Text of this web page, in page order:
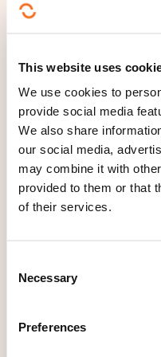
This website uses
We use cookies to
provide social media
We also share
our social media,
may combine it with
provided to them or that
of their services.
Necessary
Preferences
Betrieb und
ORGANISED?
Die Teilnehmer
abgeschlossen haben,
teilnehmen zu dürfen.
Durchschnitt von 7/10
WHAT WILL
THE END OF